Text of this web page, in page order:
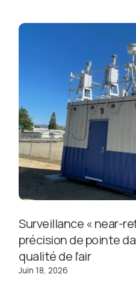
Surveillance « near-
précision de pointe
qualité de l’air
Juin 18, 2026